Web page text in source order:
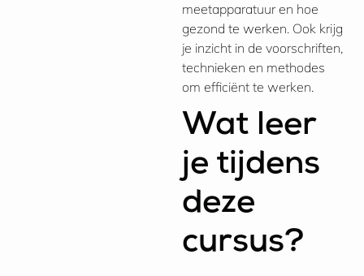
meetapparatuur en hoe
gezond te werken. Ook krijg
je inzicht in de voorschriften,
technieken en methodes
om efficiënt te werken.
Wat leer
je tijdens
deze
cursus?